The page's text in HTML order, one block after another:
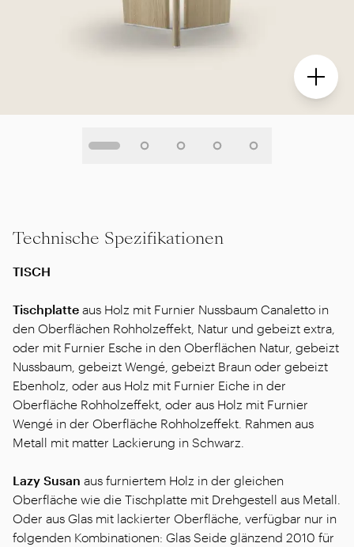
Technische Spezifikationen
TISCH
Tischplatte aus Holz mit Furnier Nussbaum Canaletto in
den Oberflächen Rohholzeffekt, Natur und gebeizt extra,
oder mit Furnier Esche in den Oberflächen Natur, gebeizt
Nussbaum, gebeizt Wengé, gebeizt Braun oder gebeizt
Ebenholz, oder aus Holz mit Furnier Eiche in der
Oberfläche Rohholzeffekt, oder aus Holz mit Furnier
Wengé in der Oberfläche Rohholzeffekt. Rahmen aus
Metall mit matter Lackierung in Schwarz.
Lazy Susan aus furniertem Holz in der gleichen
Oberfläche wie die Tischplatte mit Drehgestell aus Metall.
Oder aus Glas mit lackierter Oberfläche, verfügbar nur in
folgenden Kombinationen: Glas Seide glänzend 2010 für